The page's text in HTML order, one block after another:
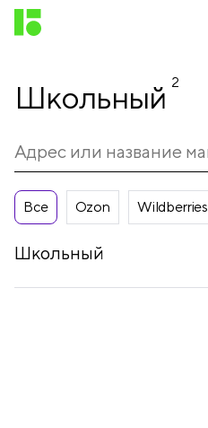
Школьный 2
Все Ozon Wildberries
Школьный